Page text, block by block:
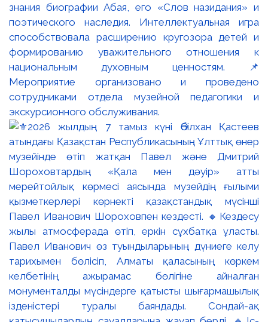
знания биографии Абая, его «Слов назидания» и
поэтического наследия. Интеллектуальная игра
способствовала расширению кругозора детей и
формированию уважительного отношения к
национальным духовным ценностям. 📌
Мероприятие организовано и проведено
сотрудниками отдела музейной педагогики и
экскурсионного обслуживания.